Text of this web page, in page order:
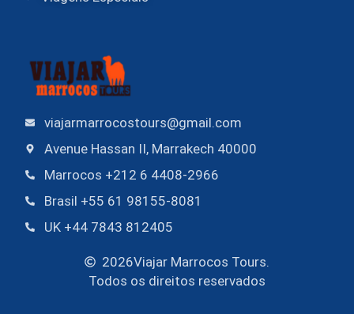
viajarmarrocostours@gmail.com
Avenue Hassan II, Marrakech 40000
Marrocos +212 6 4408-2966
Brasil +55 61 98155-8081
UK +44 7843 812405
2026Viajar Marrocos Tours.
Todos os direitos reservados